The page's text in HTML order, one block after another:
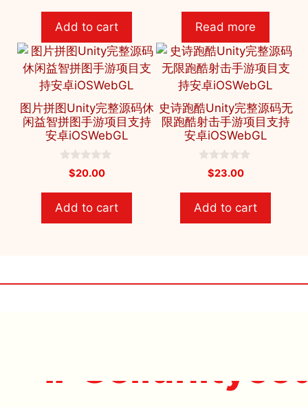
o
5
Add to cart
o
5
Read more
图片拼图Unity完整源码休
闲益智拼图手游项目支持
安卓iOSWebGL
o
5
$20.00
Add to cart
史诗跑酷Unity完整源码无
限跑酷射击手游项目支持
安卓iOSWebGL
o
5
$23.00
Add to cart
🔥